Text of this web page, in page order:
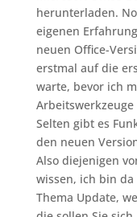
herunterladen.
eigenen
neuen Office-
erstmal auf die
warte, bevor ich
Selten gibt es
den neuen
Also diejenigen
wissen, ich bin
Thema Update,